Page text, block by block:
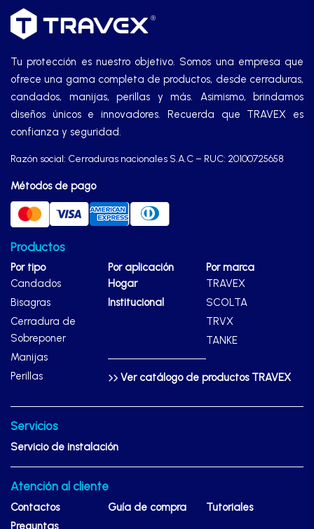
Tu protección es nuestro objetivo. Somos una empresa que
ofrece una gama completa de productos, desde cerraduras,
candados, manijas, perillas y más. Asimismo, brindamos
diseños únicos e innovadores. Recuerda que TRAVEX es
confianza y seguridad.
Razón social: Cerraduras nacionales S.A.C – RUC: 20100725658
Métodos de pago
Productos
Por tipo
Candados
Bisagras
Cerradura de
Sobreponer
Manijas
Perillas
Por aplicación
Hogar
Institucional
Por marca
TRAVEX
SCOLTA
TRVX
TANKE
Ver catálogo de productos TRAVEX
Servicios
Servicio de instalación
Atención al cliente
Contactos Guía de compra
Tutoriales
Preguntas